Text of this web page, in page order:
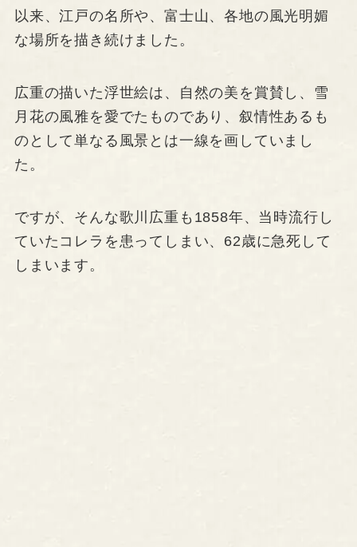
以来、江戸の名所や、富士山、各地の風光明媚
な場所を描き続けました。
広重の描いた浮世絵は、自然の美を賞賛し、雪
月花の風雅を愛でたものであり、叙情性あるも
のとして単なる風景とは一線を画していまし
た。
ですが、そんな歌川広重も1858年、当時流行し
ていたコレラを患ってしまい、62歳に急死して
しまいます。